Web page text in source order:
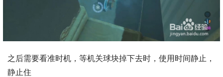
之后需要看准时机，等机关球块掉下去时，使用时间静止，
静止住